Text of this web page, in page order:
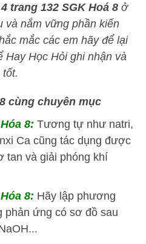
trang 132 SGK Hoá 8 ở
và nắm vững phần kiến
mắc các em hãy để lại
Hay Học Hỏighi nhận và
cùng chuyên mục
8: Tương tự như natri,
Ca cũng tác dụng được
tan và giải phóng khí
8: Hãy lập phương
phản ứng có sơ đồ sau